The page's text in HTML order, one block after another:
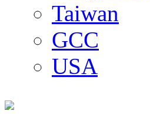
Taiwan
GCC
USA